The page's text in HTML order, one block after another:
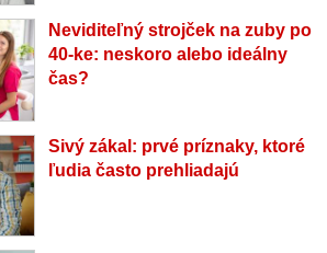
Neviditeľný strojček na zuby po
40-ke: neskoro alebo ideálny
čas?
Sivý zákal: prvé príznaky, ktoré
ľudia často prehliadajú